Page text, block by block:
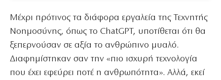
Μέχρι πρότινος τα διάφορα εργαλεία της Τεχνητής
Νοημοσύνης, όπως το ChatGPT, υποτίθεται ότι θα
ξεπερνούσαν σε αξία το ανθρώπινο μυαλό.
Διαφημίστηκαν σαν την «πιο ισχυρή τεχνολογία
που έχει εφεύρει ποτέ η ανθρωπότητα». Αλλά, εκεί